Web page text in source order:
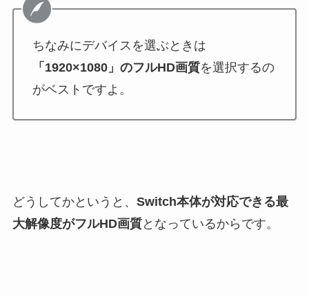
ちなみにデバイスを選ぶときは
「1920×1080」のフルHD画質を選択するの
がベストですよ。
どうしてかというと、 Switch本体が対応できる最
大解像度がフルHD画質となっているからです。